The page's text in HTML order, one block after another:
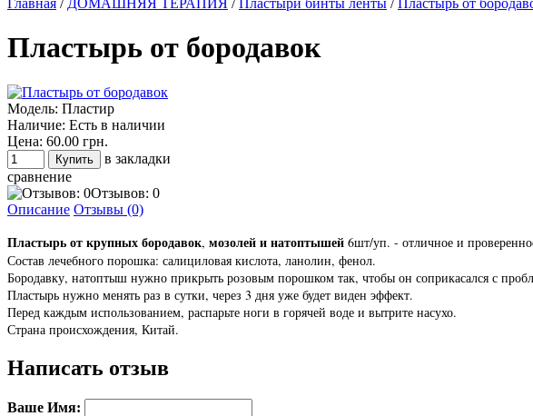
Главная / ДОМАШНЯЯ ТЕРАПИЯ / Пластыри бинты ленты / Пластырь от
Пластырь от бородавок
Модель: Пластир
Наличие: Есть в наличии
Цена: 60.00 грн.
в закладки
сравнение
Отзывов: 0
Описание Отзывы (0)
Пластырь от крупных бородавок, мозолей и натоптышей 6шт/уп. - отличное и
Состав лечебного порошка: салициловая кислота, ланолин, фенол.
Бородавку, натоптыш нужно прикрыть розовым порошком так, чтобы он соприкасался с
Пластырь нужно менять раз в сутки, через 3 дня уже будет виден эффект.
Перед каждым использованием, распарьте ноги в горячей воде и вытрите насухо.
Страна происхождения, Китай.
Написать отзыв
Ваше Имя: